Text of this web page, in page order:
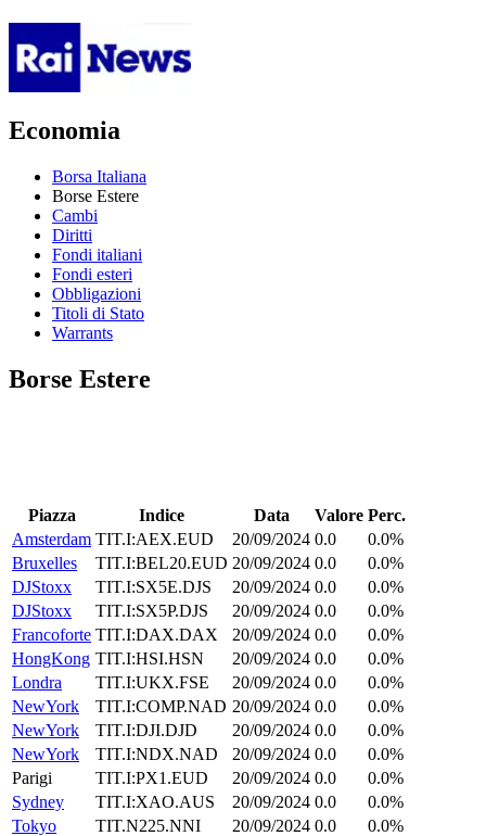
Economia
Borsa Italiana
Borse Estere
Cambi
Diritti
Fondi italiani
Fondi esteri
Obbligazioni
Titoli di Stato
Warrants
Borse Estere
Piazza Indice Data Valore Perc.
Amsterdam TIT.I:AEX.EUD 20/09/2024 0.0
0.0%
Bruxelles
TIT.I:BEL20.EUD 20/09/2024 0.0
0.0%
DJStoxx
TIT.I:SX5E.DJS 20/09/2024 0.0
0.0%
DJStoxx
TIT.I:SX5P.DJS 20/09/2024 0.0
0.0%
Francoforte TIT.I:DAX.DAX 20/09/2024 0.0
0.0%
HongKong TIT.I:HSI.HSN 20/09/2024 0.0
0.0%
Londra
TIT.I:UKX.FSE 20/09/2024 0.0
0.0%
NewYork
TIT.I:COMP.NAD 20/09/2024 0.0
0.0%
NewYork
TIT.I:DJI.DJD 20/09/2024 0.0
0.0%
NewYork
TIT.I:NDX.NAD 20/09/2024 0.0
0.0%
Parigi
TIT.I:PX1.EUD 20/09/2024 0.0
0.0%
Sydney
TIT.I:XAO.AUS 20/09/2024 0.0
0.0%
Tokyo
TIT.N225.NNI 20/09/2024 0.0
0.0%